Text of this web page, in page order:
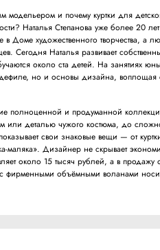
модельером и почему куртки для
Наталья Степанова уже более 20
Доме художественного творчества, а
Сегодня Наталья развивает
около ста детей. На занятиях
но и основы дизайна,
полноценной и продуманной
или деталью чужого костюма, до
свои знаковые вещи — от
маляка». Дизайнер не скрывает
около 15 тысяч рублей, а в
с фирменными объёмными воланами